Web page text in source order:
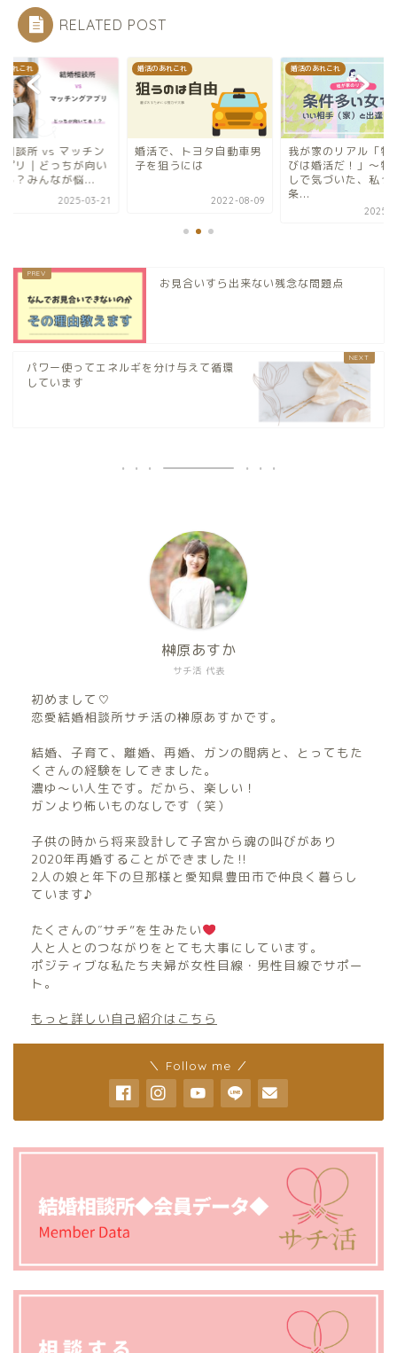
RELATED POST
あれこれ
で、トヨタ自動車男
狙うには
2022-08-09
婚活のあれこれ
我が家のリアル「物件選
びは婚活だ！」〜物件探
婚活のあれこれ
結婚相談所 vs マッ
グアプリ｜どっちが
ている？みんなが悩
お見合いすら出来ない残念な問題点
パワー使ってエネルギを分け与えて循環
しています
サチ活 代表
榊原あすか
初めまして♡
恋愛結婚相談所サチ活の榊原あすかです。
結婚、子育て、離婚、再婚、ガンの闘病と、とってもた
くさんの経験をしてきました。
濃ゆ〜い人生です。だから、楽しい！
ガンより怖いものなしです（笑）
子供の時から将来設計して子宮から魂の叫びがあり
2020年再婚することができました‼︎
2人の娘と年下の旦那様と愛知県豊田市で仲良く暮らし
ています♪
たくさんの″サチ”を生みたい
人と人とのつながりをとても大事にしています。
ポジティブな私たち夫婦が女性目線・男性目線でサポー
ト。
もっと詳しい自己紹介はこちら
＼ Follow me ／